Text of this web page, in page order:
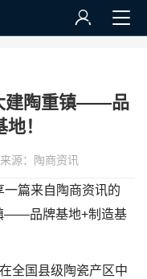
建陶重镇——品
！
来源：陶商资讯
篇来自陶商资讯的
——品牌基地+制造基
全国县级陶瓷产区中